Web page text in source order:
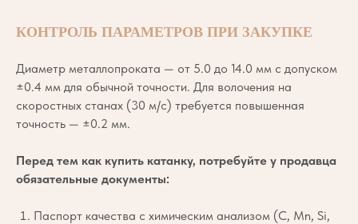
КОНТРОЛЬ ПАРАМЕТРОВ ПРИ ЗАКУПКЕ
Диаметр металлопроката — от 5.0 до 14.0 мм с допуском
±0.4 мм для обычной точности. Для волочения на
скоростных станах (30 м/с) требуется повышенная
точность — ±0.2 мм.
Перед тем как купить катанку, потребуйте у продавца
обязательные документы:
Паспорт качества с химическим анализом (C, Mn, Si,